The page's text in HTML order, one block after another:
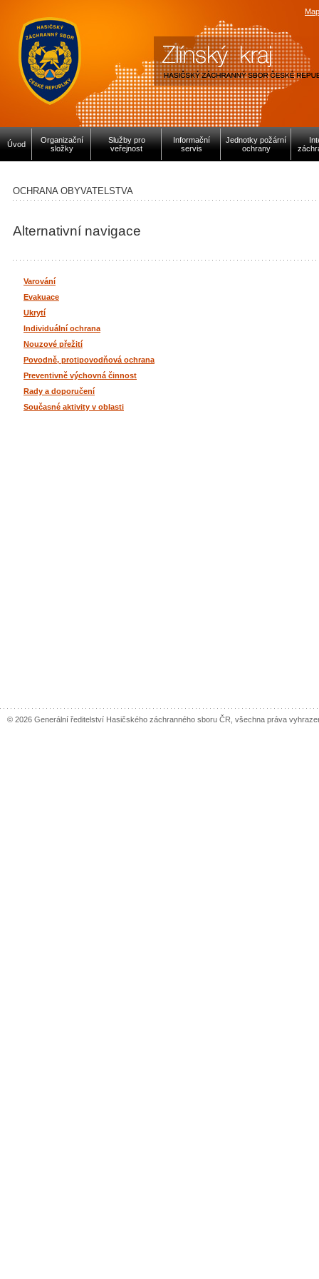
Úvod
Organizační
složky
Služby pro
veřejnost
Informační
servis
Jednotky požární
ochrany
OCHRANA OBYVATELSTVA
Alternativní navigace
Varování
Evakuace
Ukrytí
Individuální ochrana
Nouzové přežití
Povodně, protipovodňová ochrana
Preventivně výchovná činnost
Rady a doporučení
Současné aktivity v oblasti
© 2026 Generální ředitelství Hasičského záchranného sboru ČR, všechna práva